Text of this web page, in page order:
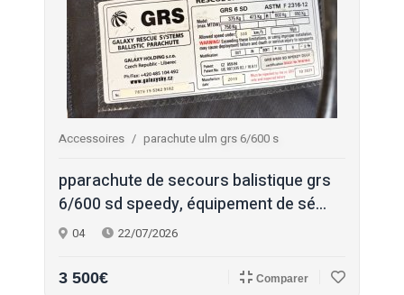
Accessoires parachute ulm grs 6/600 s
pparachute de secours balistique grs
6/600 sd speedy, équipement de sé...
04 22/07/2026
3 500€ Comparer